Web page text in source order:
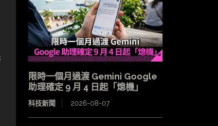
限時一個月過渡 Gemini Google
助理確定 9 月 4 日起「熄機」
科技新聞 2026-08-07